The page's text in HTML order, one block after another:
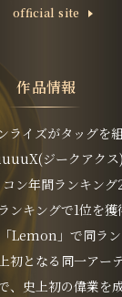
ofﬁcial site
作品情報
ライズがタッグを
ジークアクス
ン年間ランキング
ンキングで1位を獲
Lemon」で同ラ
初となる同一アー
、史上初の偉業を